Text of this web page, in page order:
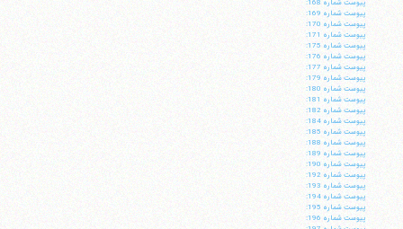
پيوست شماره 168:
پيوست شماره 169:
پيوست شماره 170:
پيوست شماره 171:
پيوست شماره 175:
پيوست شماره 176:
پيوست شماره 177:
پيوست شماره 179:
پيوست شماره 180:
پيوست شماره 181:
پيوست شماره 182:
پيوست شماره 184:
پيوست شماره 185:
پيوست شماره 188:
پيوست شماره 189:
پيوست شماره 190:
پيوست شماره 192:
پيوست شماره 193:
پيوست شماره 194:
پيوست شماره 195:
پيوست شماره 196: